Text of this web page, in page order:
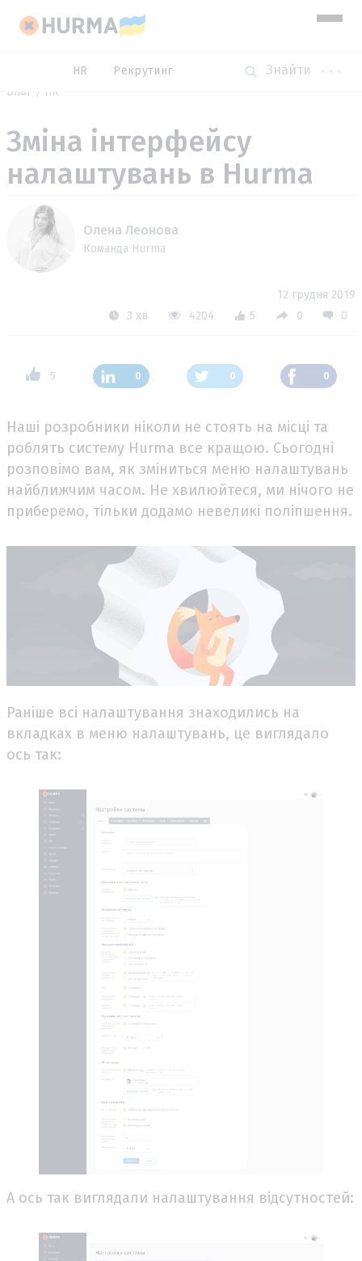
HR
Рекрутинг
Блог
HR
Зміна інтерфейсу
налаштувань в Hurma
Олена Леонова
Команда Hurma
12 грудня 2019
3 хв
4204 5 0 0
5 0 0 0
Наші розробники ніколи не стоять на місці та
роблять систему Hurma все кращою. Сьогодні
розповімо вам, як зміниться меню налаштувань
найближчим часом. Не хвилюйтеся, ми нічого не
приберемо, тільки додамо невеликі поліпшення.
Раніше всі налаштування знаходились на
вкладках в меню налаштувань, це виглядало
ось так:
А ось так виглядали налаштування відсутностей: